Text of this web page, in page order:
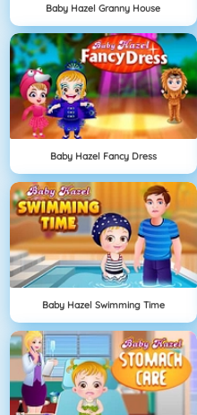
Baby Hazel Granny House
Baby Hazel Fancy Dress
Baby Hazel Swimming Time